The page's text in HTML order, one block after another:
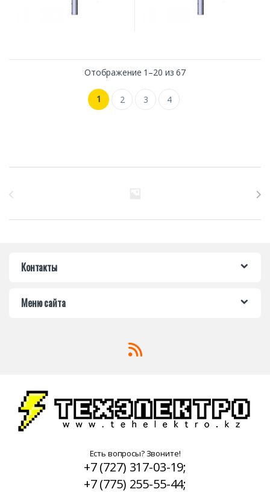
Отображение 1–20 из 67
1 2 3 4
Контакты
Меню сайта
Есть вопросы? Звоните!
+7 (727) 317-03-19;
+7 (775) 255-55-44;